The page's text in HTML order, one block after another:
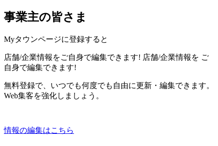
事業主の皆さま
Myタウンページに登録すると
店舗/企業情報をご自身で編集できます! 店舗/企業情報を ご
自身で編集できます!
無料登録で、いつでも何度でも自由に更新・編集できます。
Web集客を強化しましょう。
情報の編集はこちら